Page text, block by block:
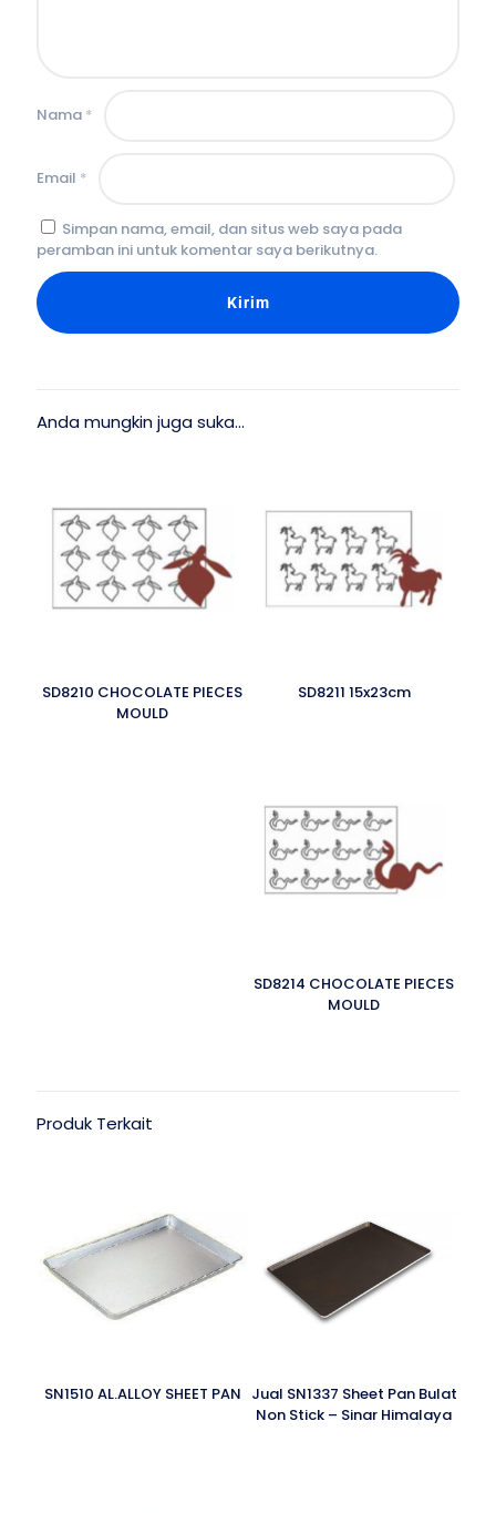
Nama *
Email *
Simpan nama, email, dan situs web saya pada
peramban ini untuk komentar saya berikutnya.
Anda mungkin juga suka…
SD8210 CHOCOLATE PIECES
MOULD
SD8211 15x23cm
SD8214 CHOCOLATE PIECES
MOULD
Produk Terkait
SN1510 AL.ALLOY SHEET PAN Jual SN1337 Sheet Pan Bulat
Non Stick – Sinar Himalaya